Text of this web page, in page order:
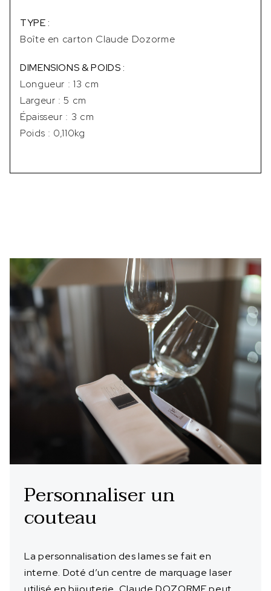
TYPE :
Boîte en carton Claude Dozorme
DIMENSIONS & POIDS :
Longueur : 13 cm
Largeur : 5 cm
Épaisseur : 3 cm
Poids : 0,110kg
Personnaliser un
couteau
La personnalisation des lames se fait en
interne. Doté d’un centre de marquage laser